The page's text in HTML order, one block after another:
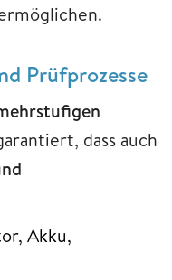
Prüfprozesse
dass auch
Akku,